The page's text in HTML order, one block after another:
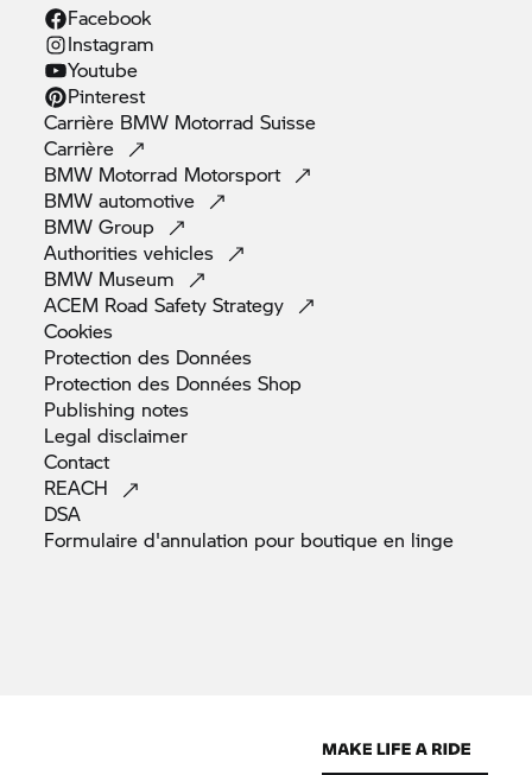
Facebook
Instagram
Youtube
Pinterest
Carrière BMW Motorrad Suisse
Carrière
BMW Motorrad Motorsport
BMWautomotive
BMWGroup
Authoritiesvehicles
BMW Museum
ACEM Road SafetyStrategy
Cookies
Protection des Données
Protection des DonnéesShop
Publishing notes
Legaldisclaimer
Contact
REACH
DSA
Formulaire d'annulation pour boutique en linge